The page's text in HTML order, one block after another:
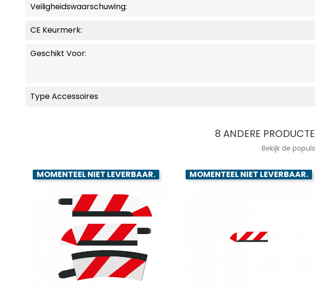
Veiligheidswaarschuwing:
CE Keurmerk:
Geschikt Voor:
Type Accessoires
8 ANDERE
Bekijk de
MOMENTEEL NIET LEVERBAAR. MOMENTEEL NIET LEVERBAAR.